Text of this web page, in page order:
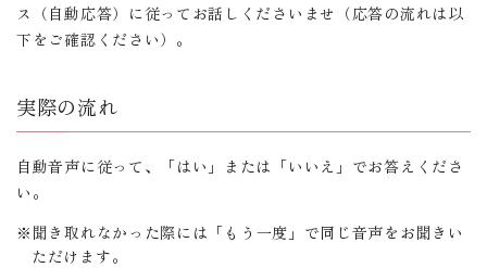
ス（自動応答）に従ってお話しくださいませ（応答の流れは以
下をご確認ください）。
実際の流れ
自動音声に従って、「はい」または「いいえ」でお答えくださ
い。
聞き取れなかった際には「もう一度」で同じ音声をお聞きい
ただけます。